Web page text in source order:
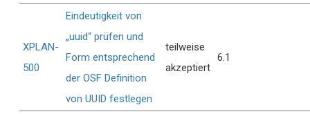
XPLAN-
500
Eindeutigkeit von
„uuid“ prüfen und
Form entsprechend
der OSF Definition
von UUID festlegen
teilweise
akzeptiert
6.1